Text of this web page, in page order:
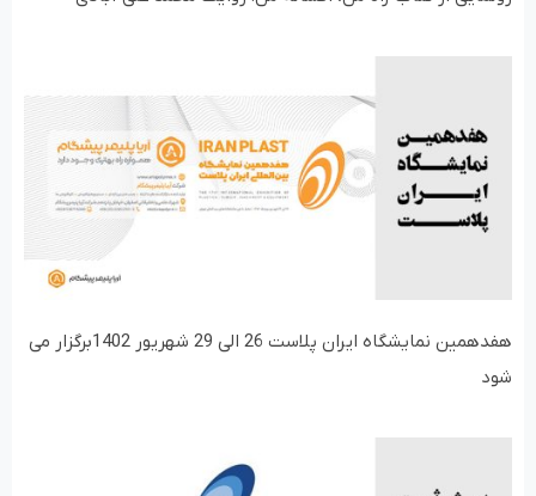
هفدهمین نمایشگاه ایران پلاست 26 الی 29 شهریور 1402برگزار می
شود